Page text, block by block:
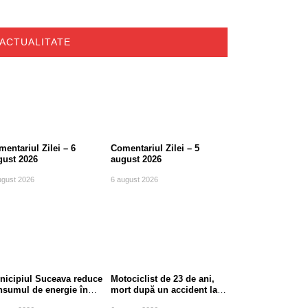
ACTUALITATE
Zilei – 6
2026
2026
Comentariul Zilei – 5
august 2026
6 august 2026
Suceava reduce
de energie în
Motociclist de 23 de ani,
mort după un accident la